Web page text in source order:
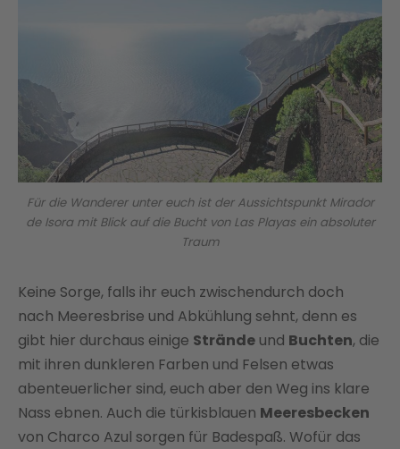
Für die Wanderer unter euch ist der Aussichtspunkt Mirador
de Isora mit Blick auf die Bucht von Las Playas ein absoluter
Traum
Keine Sorge, falls ihr euch zwischendurch doch
nach Meeresbrise und Abkühlung sehnt, denn es
gibt hier durchaus einige Strände und Buchten, die
mit ihren dunkleren Farben und Felsen etwas
abenteuerlicher sind, euch aber den Weg ins klare
Nass ebnen. Auch die türkisblauen Meeresbecken
von Charco Azul sorgen für Badespaß. Wofür das